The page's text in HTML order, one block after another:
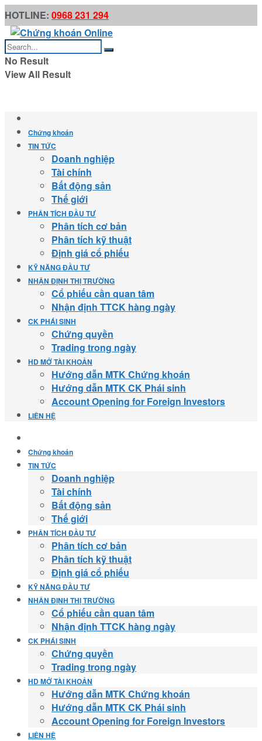
HOTLINE: 0968 231 294
No Result
View All Result
Chứng khoán
TIN TỨC
Doanh nghiệp
Tài chính
Bất động sản
Thế giới
PHÂN TÍCH ĐẦU TƯ
Phân tích cơ bản
Phân tích kỹ thuật
Định giá cổ phiếu
KỸ NĂNG ĐẦU TƯ
NHẬN ĐỊNH THỊ TRƯỜNG
Cổ phiếu cần quan tâm
Nhận định TTCK hàng ngày
CK PHÁI SINH
Chứng quyền
Trading trong ngày
HD MỞ TÀI KHOẢN
Hướng dẫn MTK Chứng khoán
Hướng dẫn MTK CK Phái sinh
Account Opening for Foreign Investors
LIÊN HỆ
Chứng khoán
TIN TỨC
Doanh nghiệp
Tài chính
Bất động sản
Thế giới
PHÂN TÍCH ĐẦU TƯ
Phân tích cơ bản
Phân tích kỹ thuật
Định giá cổ phiếu
KỸ NĂNG ĐẦU TƯ
NHẬN ĐỊNH THỊ TRƯỜNG
Cổ phiếu cần quan tâm
Nhận định TTCK hàng ngày
CK PHÁI SINH
Chứng quyền
Trading trong ngày
HD MỞ TÀI KHOẢN
Hướng dẫn MTK Chứng khoán
Hướng dẫn MTK CK Phái sinh
Account Opening for Foreign Investors
LIÊN HỆ